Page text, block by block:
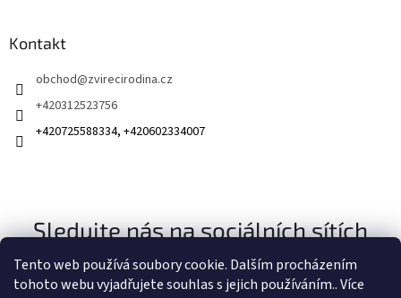
Tento web používá soubory cookie. Dalším procházením
tohoto webu vyjadřujete souhlas s jejich používáním.. Více
Kontakt
obchod@zvirecirodina.cz
+420312523756
+420725588334, +420602334007
Sledujte nás na sociálních sítích